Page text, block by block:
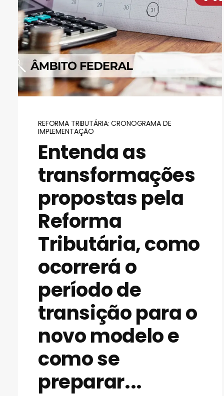
REFORMA TRIBUTÁRIA: CRONOGRAMA DE
IMPLEMENTAÇÃO
Entenda as
transformações
propostas pela
Reforma
Tributária, como
ocorrerá o
período de
transição para o
novo modelo e
como se
preparar...